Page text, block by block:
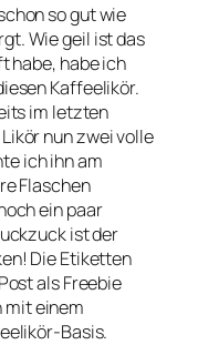
so gut wie
Wie geil ist das
habe, habe ich
Kaffeelikör.
im letzten
nun zwei volle
ich ihn am
Flaschen
ein paar
ist der
Die Etiketten
als Freebie
mit einem
Basis.